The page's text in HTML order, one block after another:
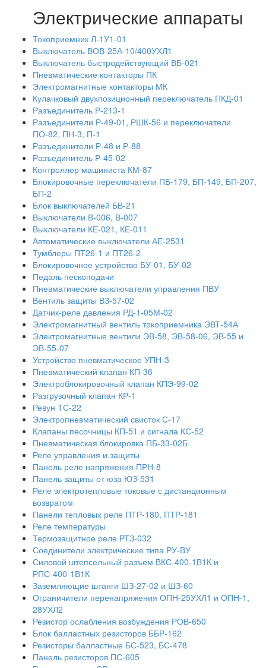
Электрические аппараты
Токоприемник Л-1У1-01
Выключатель ВОВ-25А-10/400УХЛ1
Выключатель быстродействующий ВБ-021
Пневматические контакторы ПК
Электромагнитные контакторы МК
Кулачковый двухпозиционный переключатель ПКД-01
Разъединитель Р-213-1
Разъединители Р-49-01, РШК-56 и переключатели
ПО-82, ПН-3, П-1
Разъединители Р-48 и Р-88
Разъединитель Р-45-02
Контроллер машиниста КМ-87
Блокировочные переключатели ПБ-179, БП-149, БП-207,
БП-2
Блок выключателей БВ-21
Выключатели В-006, В-007
Выключатели КЕ-021, КЕ-011
Автоматические выключатели АЕ-2531
Тумблеры ПТ26-1 и ПТ26-2
Блокировочное устройство БУ-01, БУ-02
Педаль пескоподачи
Пневматические выключатели управления ПВУ
Вентиль защиты ВЗ-57-02
Датчик-реле давления РД-1-05М-02
Электромагнитный вентиль токоприемника ЭВТ-54А
Электромагнитные вентили ЭВ-58, ЭВ-58-06, ЭВ-55 и
ЭВ-55-07
Устройство пневматическое УПН-3
Пневматический клапан КП-36
Электроблокировочный клапан КПЭ-99-02
Разгрузочный клапан КР-1
Ревун ТС-22
Электропневматический свисток С-17
Клапаны песочницы КП-51 и сигнала КС-52
Пневматическая блокировка ПБ-33-02Б
Реле управления и защиты
Панель реле напряжения ПРН-8
Панель защиты от юза ЮЗ-531
Реле электротепловые токовые с дистанционным
возвратом
Панели тепловых реле ПТР-180, ПТР-181
Реле температуры
Термозащитное реле РТЗ-032
Соединители электрические типа РУ-ВУ
Силовой штепсельный разъем ВКС-400-1В1К и
РПС-400-1В1К
Заземляющие штанги ШЗ-27-02 и ШЗ-60
Ограничители перенапряжения ОПН-25УХЛ1 и ОПН-1,
28УХЛ2
Резистор ослабления возбуждения РОВ-650
Блок балластных резисторов ББР-162
Резисторы балластные БС-523, БС-478
Панель резисторов ПС-605